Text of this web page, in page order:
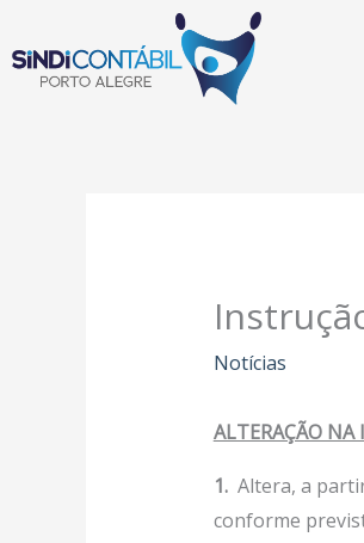
para
Notícias
ALTERAÇÃO
1.Altera, a partir
conforme